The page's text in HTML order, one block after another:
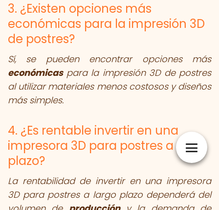
3. ¿Existen opciones más
económicas para la impresión 3D
de postres?
Sí, se pueden encontrar opciones más
económicaspara la impresión 3D de postres
al utilizar materiales menos costosos y diseños
más simples.
4. ¿Es rentable invertir en una
impresora 3D para postres a largo
plazo?
La rentabilidad de invertir en una impresora
3D para postres a largo plazo dependerá del